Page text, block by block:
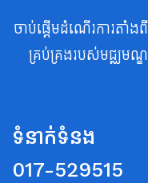
ចាប់ផ្តើមដំណើរការតាំង
គ្រប់គ្រងរបស់មជ្ឈមណ្ឌ
ទំនាក់ទំនង
017-529515